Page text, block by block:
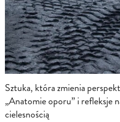
Sztuka, która zmienia
„Anatomie oporu” i refleksje
cielesnością